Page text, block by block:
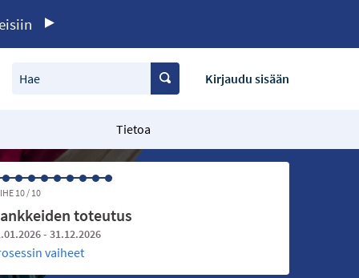
Hae Kirjaudu sisään
Tietoa
10 / 10
toteutus
- 31.12.2026
vaiheet